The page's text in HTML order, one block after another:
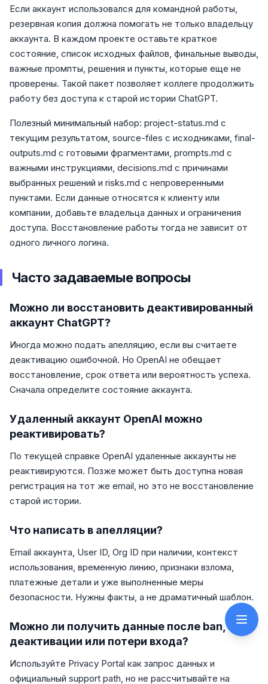
Если аккаунт использовался для командной работы,
резервная копия должна помогать не только владельцу
аккаунта. В каждом проекте оставьте краткое
состояние, список исходных файлов, финальные выводы,
важные промпты, решения и пункты, которые еще не
проверены. Такой пакет позволяет коллеге продолжить
работу без доступа к старой истории ChatGPT.
Полезный минимальный набор: project-status.md с
текущим результатом, source-files с исходниками, final-
outputs.md с готовыми фрагментами, prompts.md с
важными инструкциями, decisions.md с причинами
выбранных решений и risks.md с непроверенными
пунктами. Если данные относятся к клиенту или
компании, добавьте владельца данных и ограничения
доступа. Восстановление работы тогда не зависит от
одного личного логина.
Часто задаваемые вопросы
Можно ли восстановить деактивированный
аккаунт ChatGPT?
Иногда можно подать апелляцию, если вы считаете
деактивацию ошибочной. Но OpenAI не обещает
восстановление, срок ответа или вероятность успеха.
Сначала определите состояние аккаунта.
Удаленный аккаунт OpenAI можно
реактивировать?
По текущей справке OpenAI удаленные аккаунты не
реактивируются. Позже может быть доступна новая
регистрация на тот же email, но это не восстановление
старой истории.
Что написать в апелляции?
Email аккаунта, User ID, Org ID при наличии, контекст
использования, временную линию, признаки взлома,
платежные детали и уже выполненные меры
безопасности. Нужны факты, а не драматичный шаблон.
Можно ли получить данные после ban,
деактивации или потери входа?
Используйте Privacy Portal как запрос данных и
официальный support path, но не рассчитывайте на